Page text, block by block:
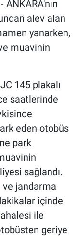
alev alan
yanarken,
muavinin
145 plakalı
saatlerinde
eden otobüs
park
sağlandı.
ve jandarma
içinde
ile
geriye